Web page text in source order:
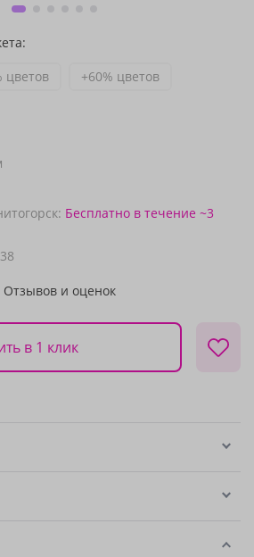
цветов +60% цветов
Бесплатно в течение ~3
38
Отзывов и оценок
в 1 клик